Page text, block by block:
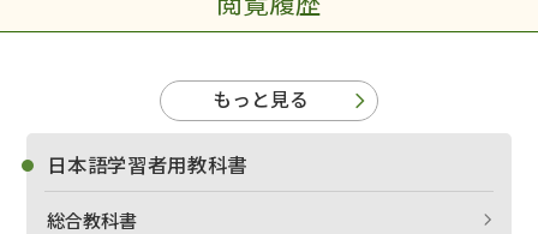
もっと見る
日本語学習者用教科書
総合教科書